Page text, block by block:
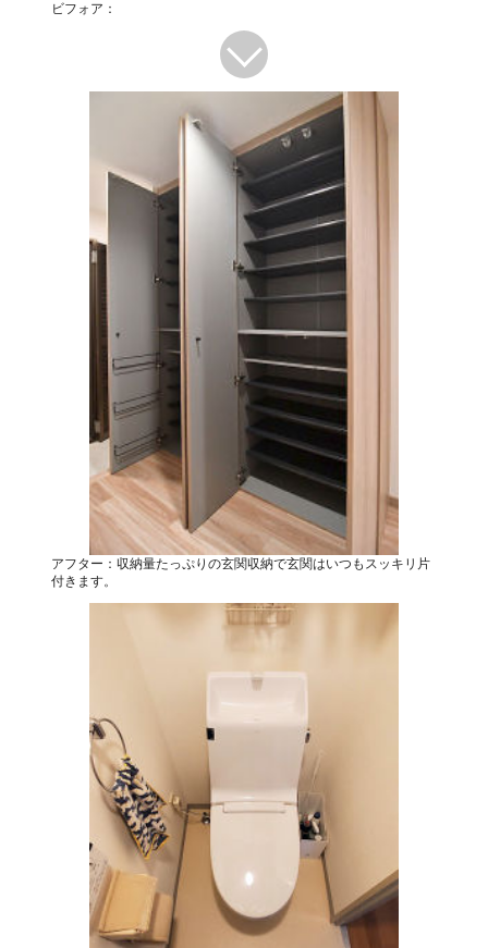
ビフォア：
アフター：収納量たっぷりの玄関収納で玄関はいつもスッキリ片
付きます。